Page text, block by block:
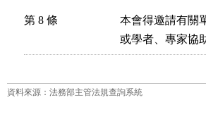
第 8 條
本會得邀請有關
或學者、專家協
資料來源：法務部主管法規查詢系統